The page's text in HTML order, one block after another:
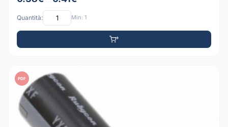
Quantità: Min: 1
PDF